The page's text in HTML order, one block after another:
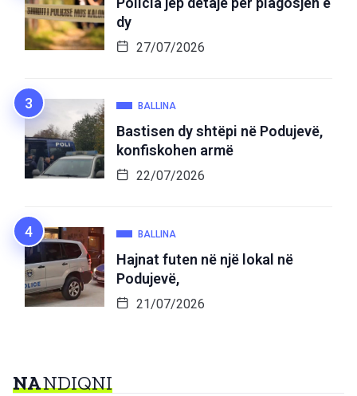
dy
27/07/2026
BALLINA
Bastisen dy shtëpi në Podujevë,
konfiskohen armë
22/07/2026
BALLINA
Hajnat futen në një lokal në
Podujevë,
21/07/2026
NANDIQNI